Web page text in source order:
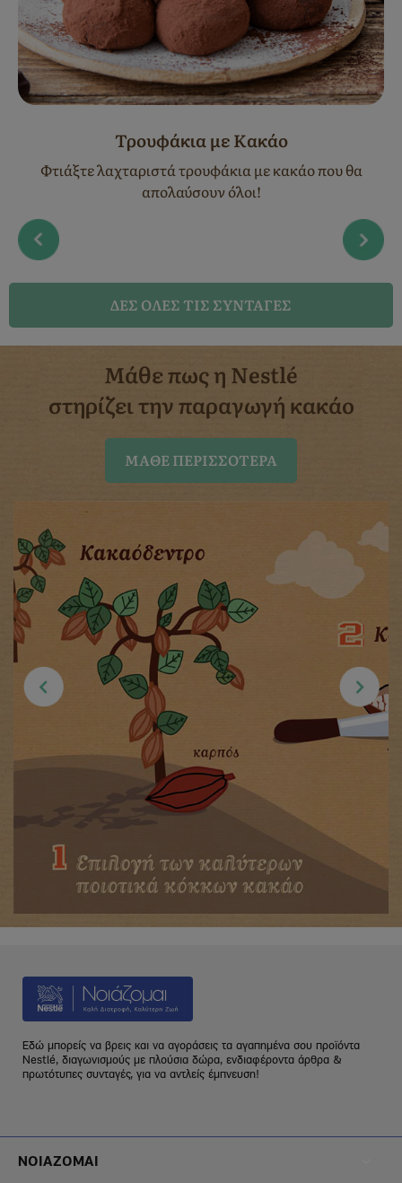
Τρουφάκια με Κακάο
Φτιάξτε λαχταριστά τρουφάκια με κακάο που θα
απολαύσουν όλοι!
ΔΈΣ ΌΛΕΣ ΤΙΣ ΣΥΝΤΑΓΈΣ
Μάθε πως η Nestlé
στηρίζει την παραγωγή κακάο
ΜΆΘΕ ΠΕΡΙΣΣΌΤΕΡΑ
Εδώ μπορείς να βρεις και να αγοράσεις τα αγαπημένα σου προϊόντα
Nestlé, διαγωνισμούς με πλούσια δώρα, ενδιαφέροντα άρθρα &
πρωτότυπες συνταγές, για να αντλείς έμπνευση!
Menu
ΝΟΙΑΖΟΜΑΙ